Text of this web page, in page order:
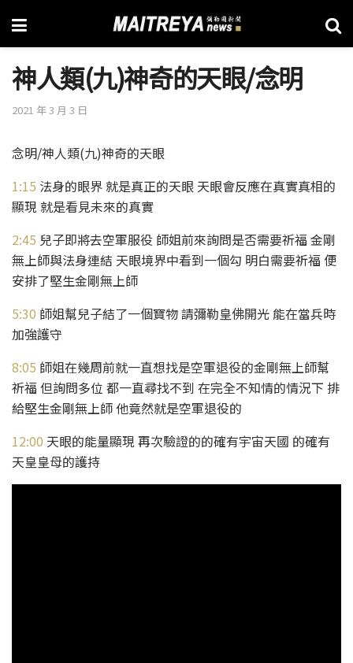
神人類(九)神奇的天眼/念明
2021 年 3 月 3 日
念明/神人類(九)神奇的天眼
1:15 ​ 法身的眼界 就是真正的天眼 天眼會反應在真實真相的
顯現 就是看見未來的真實
2:45 ​ 兒子即將去空軍服役 師姐前來詢問是否需要祈福 金剛
無上師與法身連結 天眼境界中看到一個勾 明白需要祈福 便
安排了堅生金剛無上師
5:30 ​ 師姐幫兒子結了一個寶物 請彌勒皇佛開光 能在當兵時
加強護守
8:05 ​ 師姐在幾周前就一直想找是空軍退役的金剛無上師幫
祈福 但詢問多位 都一直尋找不到 在完全不知情的情況下 排
給堅生金剛無上師 他竟然就是空軍退役的
12:00 ​ 天眼的能量顯現 再次驗證的的確有宇宙天國 的確有
天皇皇母的護持